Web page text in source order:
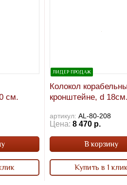
см.
ЛИДЕР ПРОДАЖ
Колокол
кронштейне, d 18см.
артикул:AL-80-208
Цена: 8 470 р.
В корзину
Купить в 1